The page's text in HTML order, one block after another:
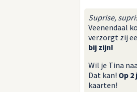
Suprise,
Veenendaal
verzorgt zij
bij zijn!
Wil je Tina
Dat kan! Op
kaarten!